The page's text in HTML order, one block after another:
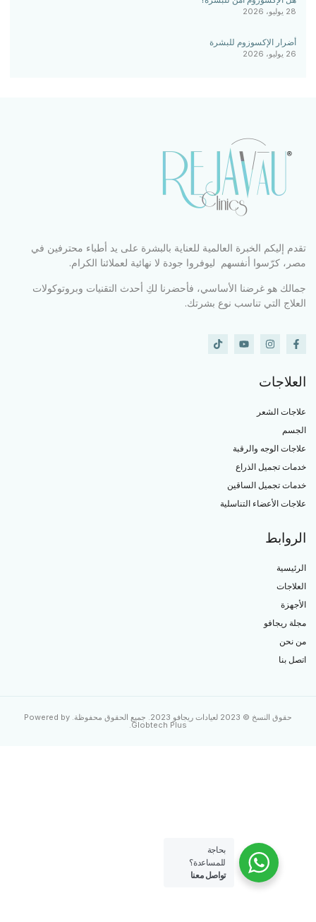
أضرار الإكسوزوم للبشرة
إليكم الخبرة العالمية للعناية بالبشرة على يد أطباء محترفين في
كرّسوا أنفسهم ليوفروا جودة لا نهائية لعملائنا الكرام.
هو غرضنا الأساسي، فأحضرنا لكِ أحدث التقنيات وبروتوكولات
التي تناسب نوع بشرتك.
الشعر
الوجه والرقبة
تجميل الذراع
تجميل الساقين
الأعضاء التناسلية
ريجافو
نحن
بنا
حقوق النسخ © 2023 لعيادات ريجافو 2023. جميع الحقوق محفوظة. Powered by
Globtech Plus
.
بحاجة
للمساعدة؟
تواصل معنا